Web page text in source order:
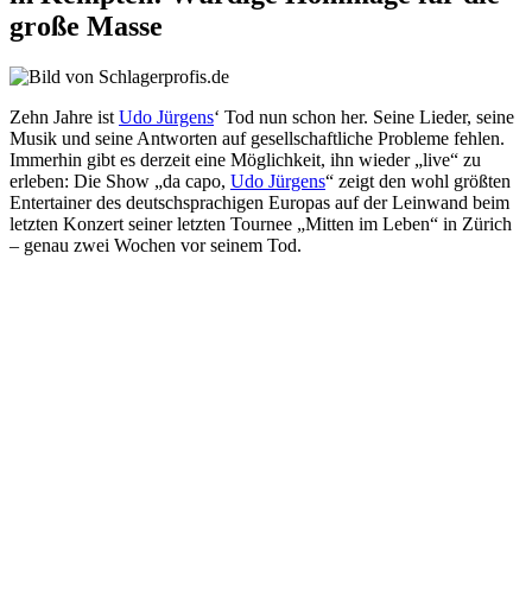
große Masse
Zehn Jahre ist Udo Jürgens‘ Tod nun schon her. Seine Lieder, seine
Musik und seine Antworten auf gesellschaftliche Probleme fehlen.
Immerhin gibt es derzeit eine Möglichkeit, ihn wieder „live“ zu
erleben: Die Show „da capo, Udo Jürgens“ zeigt den wohl größten
Entertainer des deutschsprachigen Europas auf der Leinwand beim
letzten Konzert seiner letzten Tournee „Mitten im Leben“ in Zürich
– genau zwei Wochen vor seinem Tod.